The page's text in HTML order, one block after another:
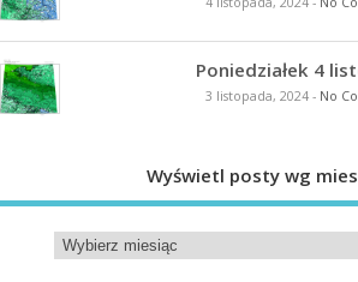
Poniedziałek 4
3 listopada, 2024- No
Wyświetl posty wg